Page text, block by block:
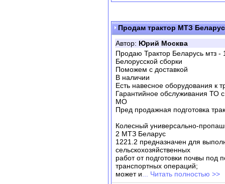
Продам трактор МТЗ
Автор: Юрий Москва
Продаю Трактор Беларусь мтз -
Белорусской сборки
Поможем с доставкой
В наличии
Есть навесное оборудования к
Гарантийное обслуживания ТО
МО
Пред продажная подготовка
Колесный универсально-
2 МТЗ Беларус
1221.2 предназначен для
сельскохозяйственных
работ от подготовки почвы под
транспортных операций;
может и ... Читать полностью >>